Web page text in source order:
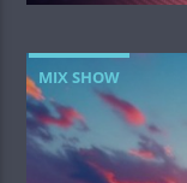
MIX SHOW